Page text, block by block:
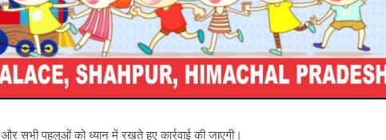
सभी पहलुओं को ध्यान में रखते हुए कार्रवाई की जाएगी।